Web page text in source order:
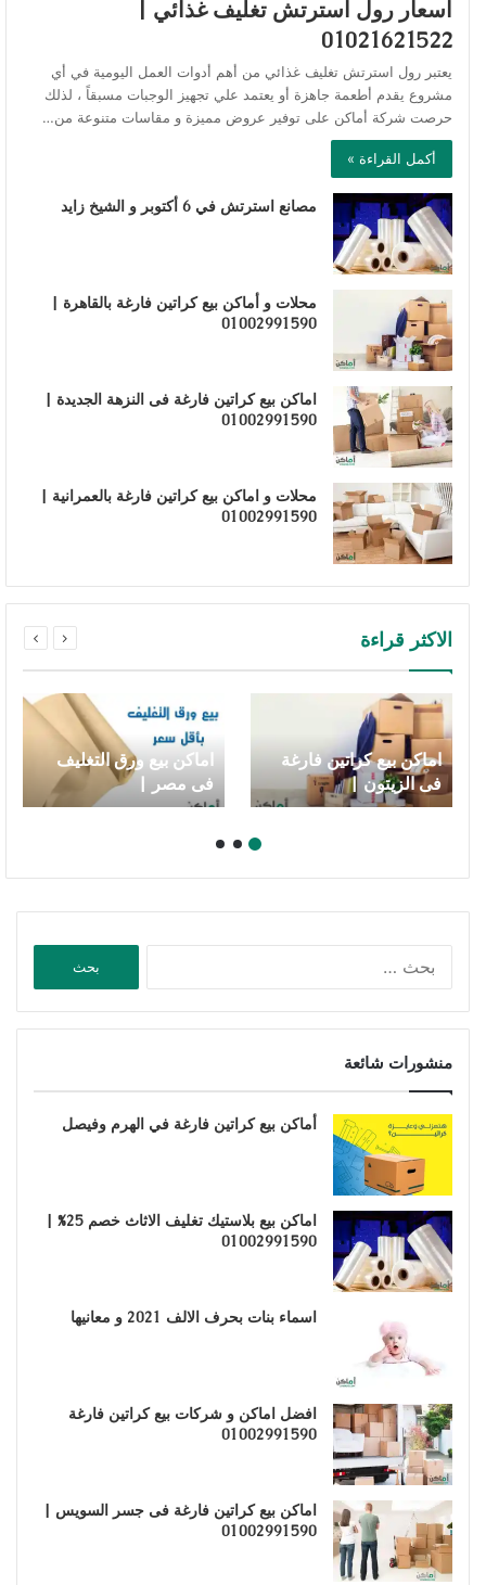
اسعار رول استرتش تغليف غذائي |
01021621522
يعتبر رول استرتش تغليف غذائي من أهم أدوات العمل اليومية في أي
مشروع يقدم أطعمة جاهزة أو يعتمد علي تجهيز الوجبات مسبقاً ، لذلك
حرصت شركة أماكن على توفير عروض مميزة و مقاسات متنوعة من…
أكمل القراءة »
مصانع استرتش في 6 أكتوبر و الشيخ زايد
محلات و أماكن بيع كراتين فارغة بالقاهرة |
01002991590
اماكن بيع كراتين فارغة فى النزهة الجديدة |
01002991590
محلات و اماكن بيع كراتين فارغة بالعمرانية |
01002991590
الاكثر قراءة
اماكن بيع كراتين فارغة
فى الزيتون |
01002991590
اماكن بيع ورق التغليف
فى مصر |
01002991590
منشورات شائعة
أماكن بيع كراتين فارغة في الهرم وفيصل
اماكن بيع بلاستيك تغليف الاثاث خصم 25% |
01002991590
اسماء بنات بحرف الالف 2021 و معانيها
افضل اماكن و شركات بيع كراتين فارغة
01002991590
اماكن بيع كراتين فارغة فى جسر السويس |
01002991590